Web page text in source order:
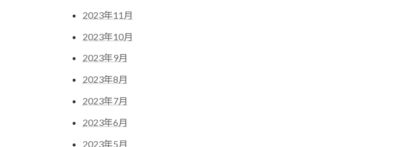
2023年11月
2023年10月
2023年9月
2023年8月
2023年7月
2023年6月
2023年5月